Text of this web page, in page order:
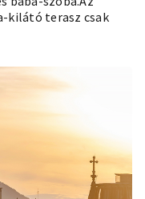
kilátó terasz csak